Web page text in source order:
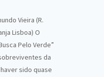
Vieira (R.
Lisboa) O
Pelo Verde”
da
sido quase